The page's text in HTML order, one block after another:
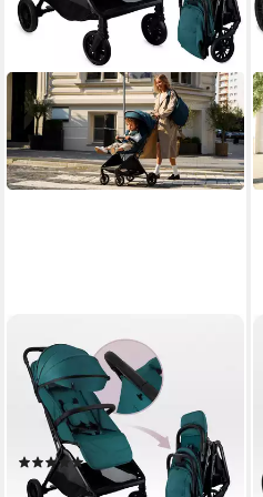
Kinder-Buggy Andrea,
Automatik-Faltsystem &
Zubehörpaket inkl.
Regenschutz
(1)
129,99 € UVP149,99 €